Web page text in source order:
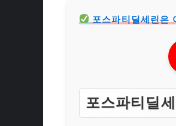
포스파티딜세린은
포스파티딜